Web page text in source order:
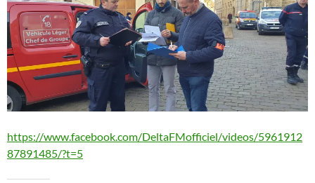
https://www.facebook.com/DeltaFMofficiel/videos/5961912
87891485/?t=5